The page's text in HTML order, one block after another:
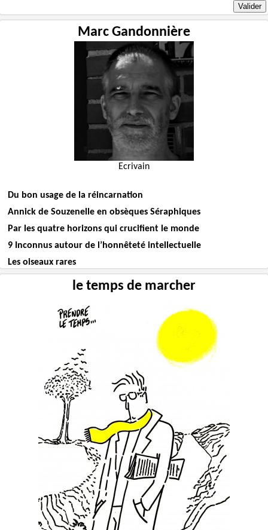
Marc Gandonnière
Ecrivain
Du bon usage de la réincarnation
Annick de Souzenelle en obsèques Séraphiques
Par les quatre horizons qui crucifient le monde
9 Inconnus autour de l’honnêteté intellectuelle
Les oiseaux rares
le temps de marcher